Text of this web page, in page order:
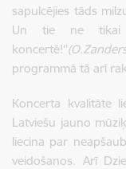
sapulcējies tāds
Un tie ne tikai
koncertē!‘’
programmā tā arī
Koncerta kvalitāte
Latviešu jauno
liecina par
veidošanos. Arī